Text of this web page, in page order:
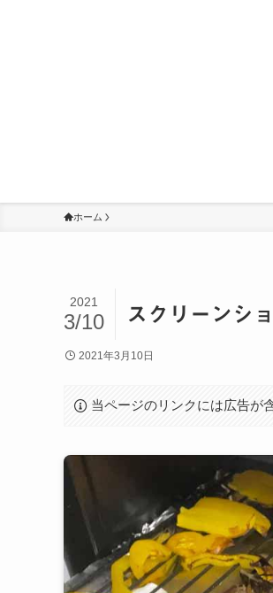
ホーム
スクリーンシ
2021
3/10
2021年3月10日
当ページのリンクには広告が